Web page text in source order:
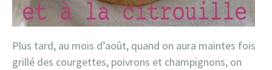
Plus tard, au mois d’août, quand on aura maintes fois
grillé des courgettes, poivrons et champignons, on